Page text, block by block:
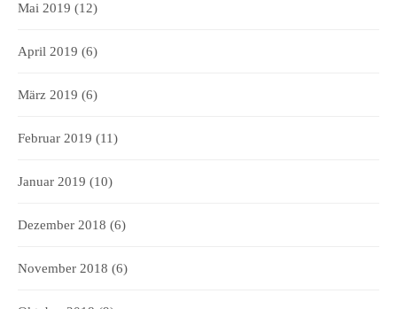
Mai 2019 (12)
April 2019 (6)
März 2019 (6)
Februar 2019 (11)
Januar 2019 (10)
Dezember 2018 (6)
November 2018 (6)